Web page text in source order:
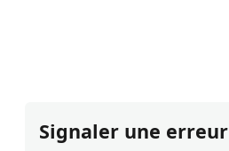
Signaler une erreur